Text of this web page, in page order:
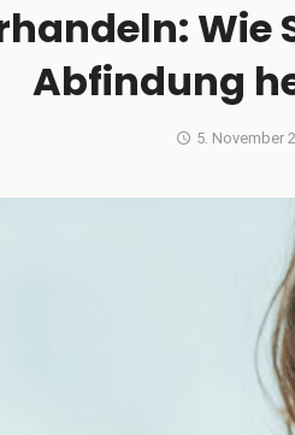
Wie
Abfindung
5. November